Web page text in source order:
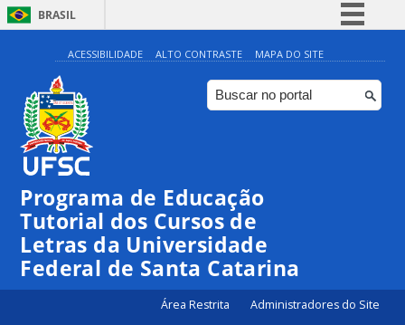
BRASIL
Simplifique!
Comunica BR
Participe
ACESSIBILIDADE ALTO CONTRASTE MAPA DO SITE
Programa de Educação
Tutorial dos Cursos de
Letras da Universidade
Federal de Santa Catarina
Área Restrita Administradores do Site